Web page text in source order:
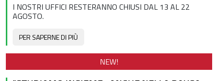
I NOSTRI UFFICI RESTERANNO CHIUSI DAL 13 AL 22
AGOSTO.
PER SAPERNE DI PIÙ
NEW!